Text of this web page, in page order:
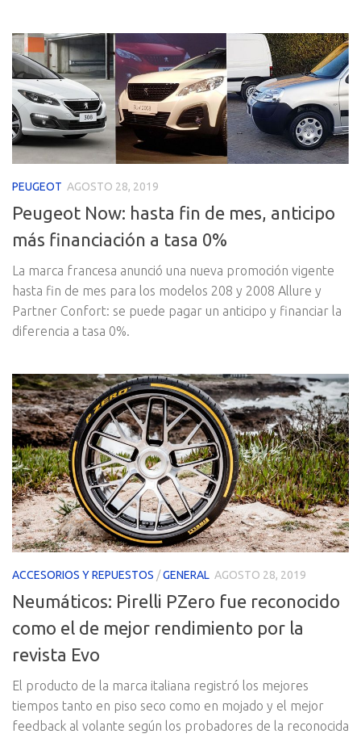
PEUGEOT AGOSTO 28, 2019
Peugeot Now: hasta fin de mes, anticipo
más financiación a tasa 0%
La marca francesa anunció una nueva promoción vigente
hasta fin de mes para los modelos 208 y 2008 Allure y
Partner Confort: se puede pagar un anticipo y financiar la
diferencia a tasa 0%.
ACCESORIOS Y REPUESTOS /GENERAL AGOSTO 28, 2019
Neumáticos: Pirelli PZero fue reconocido
como el de mejor rendimiento por la
revista Evo
El producto de la marca italiana registró los mejores
tiempos tanto en piso seco como en mojado y el mejor
feedback al volante según los probadores de la reconocida